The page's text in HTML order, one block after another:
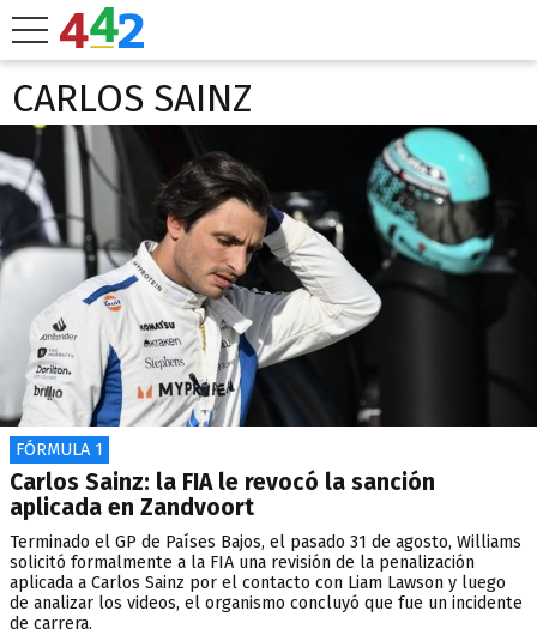
CARLOS SAINZ
FÓRMULA 1
Carlos Sainz: la FIA le revocó la sanción
aplicada en Zandvoort
Terminado el GP de Países Bajos, el pasado 31 de agosto, Williams
solicitó formalmente a la FIA una revisión de la penalización
aplicada a Carlos Sainz por el contacto con Liam Lawson y luego
de analizar los videos, el organismo concluyó que fue un incidente
de carrera.